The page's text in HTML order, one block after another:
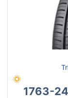
1763-